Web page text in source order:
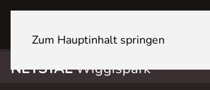
Zum Hauptinhalt springen
NETSTALWiggispark